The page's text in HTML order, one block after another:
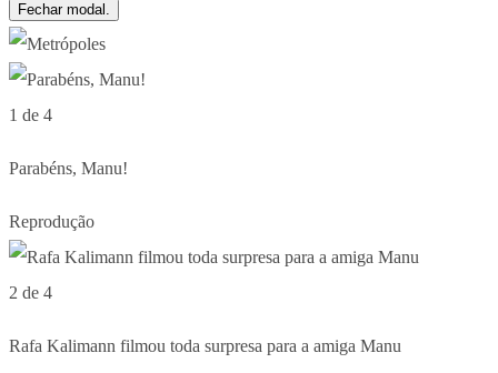
Fechar modal.
1 de 4
Parabéns, Manu!
Reprodução
2 de 4
Rafa Kalimann filmou toda surpresa para a amiga Manu